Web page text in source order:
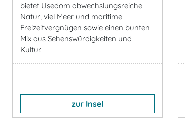
bietet Usedom abwechslungsreiche
Natur, viel Meer und maritime
Freizeitvergnügen sowie einen bunten
Mix aus Sehenswürdigkeiten und
Kultur.
zur Insel